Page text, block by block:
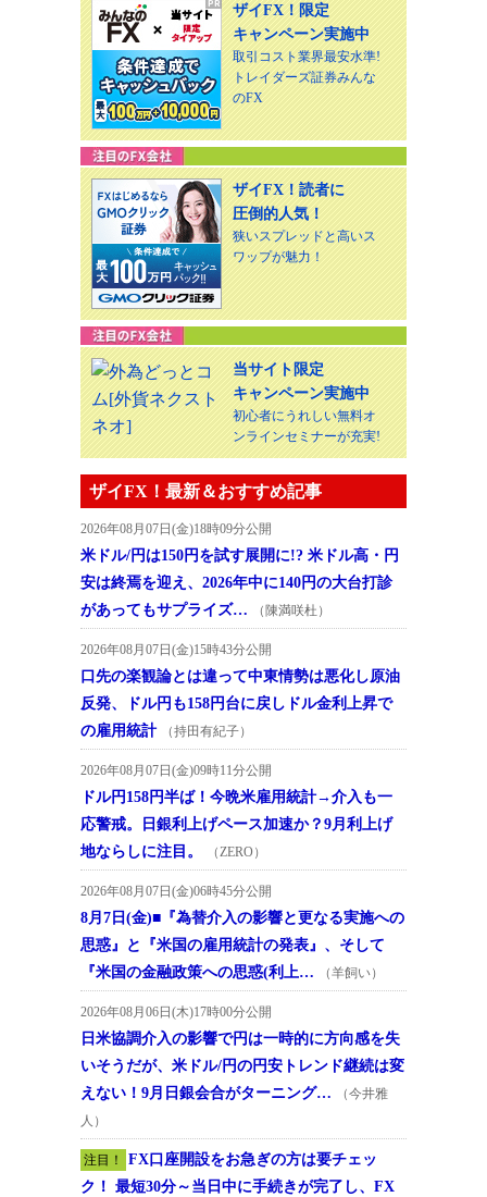
ザイFX！限定
キャンペーン実施中
取引コスト業界最安水準!
トレイダーズ証券みんな
のFX
ザイFX！読者に
圧倒的人気！
狭いスプレッドと高いス
ワップが魅力！
当サイト限定
キャンペーン実施中
初心者にうれしい無料オ
ンラインセミナーが充実!
ザイFX！最新＆おすすめ記事
2026年08月07日(金)18時09分公開
米ドル/円は150円を試す展開に!? 米ドル高・円
安は終焉を迎え、2026年中に140円の大台打診
があってもサプライズ…
（陳満咲杜）
2026年08月07日(金)15時43分公開
口先の楽観論とは違って中東情勢は悪化し原油
反発、ドル円も158円台に戻しドル金利上昇で
の雇用統計
（持田有紀子）
2026年08月07日(金)09時11分公開
ドル円158円半ば！今晩米雇用統計→介入も一
応警戒。日銀利上げペース加速か？9月利上げ
地ならしに注目。
（ZERO）
2026年08月07日(金)06時45分公開
8月7日(金)■『為替介入の影響と更なる実施への
思惑』と『米国の雇用統計の発表』、そして
『米国の金融政策への思惑(利上…
（羊飼い）
2026年08月06日(木)17時00分公開
日米協調介入の影響で円は一時的に方向感を失
いそうだが、米ドル/円の円安トレンド継続は変
えない！9月日銀会合がターニング…
（今井雅
人）
注目！
FX口座開設をお急ぎの方は要チェッ
ク！ 最短30分～当日中に手続きが完了し、FX